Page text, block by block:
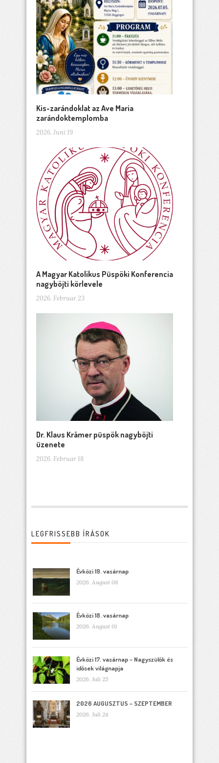
Kis-zarándoklat az Ave Maria
zarándoktemplomba
2026. Juni 19
A Magyar Katolikus Püspöki Konferencia
nagyböjti körlevele
2026. Februar 23
Dr. Klaus Krämer püspök nagyböjti
üzenete
2026. Februar 18
LEGFRISSEBB ÍRÁSOK
Évközi 19. vasárnap
2026. August 08
Évközi 18. vasárnap
2026. August 01
Évközi 17. vasárnap – Nagyszülők és
idősek világnapja
2026. Juli 25
2026 AUGUSZTUS – SZEPTEMBER
2026. Juli 24